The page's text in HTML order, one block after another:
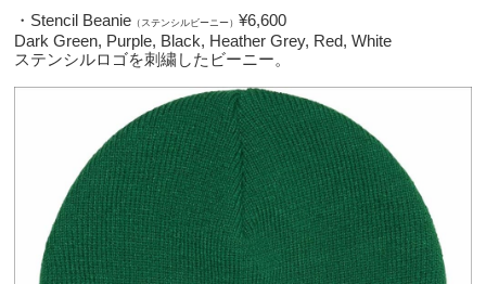
・Stencil Beanie （ステンシルビーニー）¥6,600
Dark Green, Purple, Black, Heather Grey, Red, White
ステンシルロゴを刺繍したビーニー。